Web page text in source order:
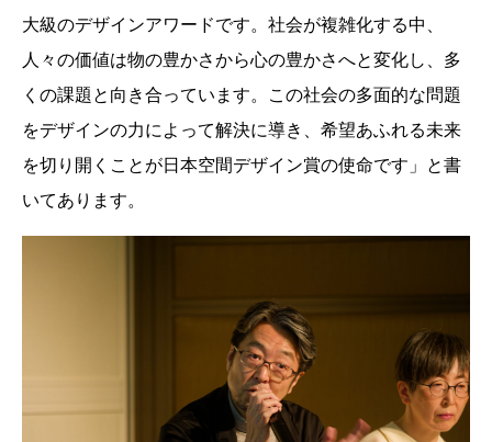
大級のデザインアワードです。社会が複雑化する中、
人々の価値は物の豊かさから心の豊かさへと変化し、多
くの課題と向き合っています。この社会の多面的な問題
をデザインの力によって解決に導き、希望あふれる未来
を切り開くことが日本空間デザイン賞の使命です」と書
いてあります。